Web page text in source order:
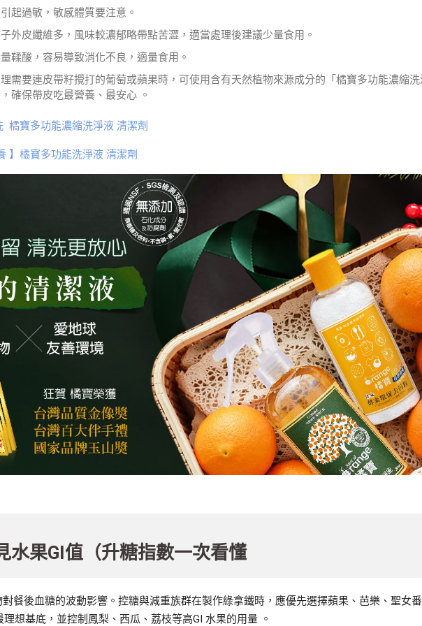
起過敏，敏感體質要注意。
外皮纖維多，風味較濃郁略帶點苦澀，適當處理後建議少量食用。
鞣酸，容易導致消化不良，適量食用。
理需要連皮帶籽攪打的葡萄或蘋果時，可使用含有天然植物來源成分的「橘寶多功能濃縮
確保帶皮吃最營養、最安心 。
橘寶多功能濃縮洗淨液 清潔劑
】橘寶多功能洗淨液 清潔劑
水果GI值（升糖指數一次看懂
餐後血糖的波動影響。控糖與減重族群在製作綠拿鐵時，應優先選擇蘋果、芭樂、聖女
理想基底，並控制鳳梨、西瓜、荔枝等高GI 水果的用量 。